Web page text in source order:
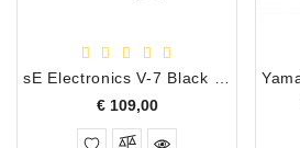
€ 109,00Prijs